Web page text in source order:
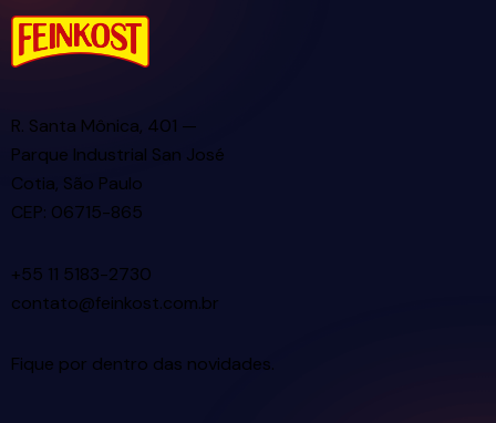
R. Santa Mônica, 401 —
Parque Industrial San José
Cotia, São Paulo
CEP: 06715-865
+55 11 5183-2730
contato@feinkost.com.br
Fique por dentro das novidades.